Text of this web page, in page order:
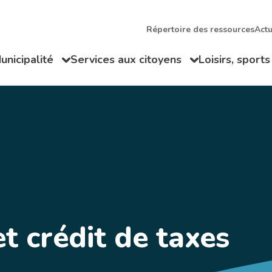
Répertoire des ressources
Fermer le sous-menuServices aux citoyens
Ouvrir/Fermer le sous-menuLoisirs,
Ouvrir/
crédit de taxes